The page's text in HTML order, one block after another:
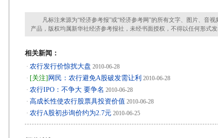
凡标注来源为“经济参考报”或“经济参考网”的所有文字、图片、音视
产品，版权均属新华社经济参考报社，未经书面授权，不得以任何形式
相关新闻：
· 农行发行价惊扰大盘 2010-06-28
· [关注] 网民：农行避免A股破发需让利 2010-06-28
· 农行IPO：不争大 要争名 2010-06-28
· 高成长性使农行股票具投资价值 2010-06-28
· 农行A股初步询价约为2.7元 2010-06-25